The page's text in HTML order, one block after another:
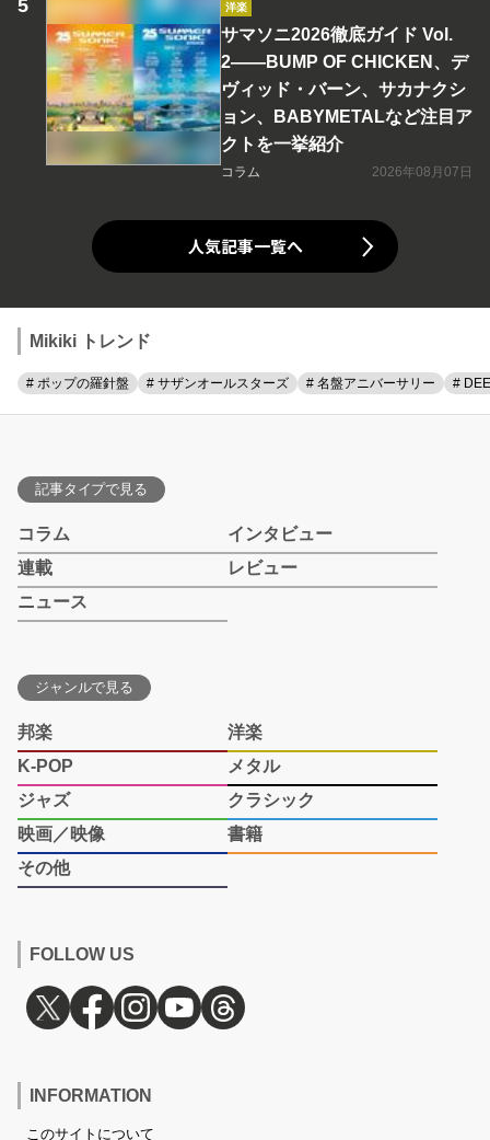
洋楽
サマソニ2026徹底ガイド Vol.
2――BUMP OF CHICKEN、デ
ヴィッド・バーン、サカナクシ
ョン、BABYMETALなど注目ア
クトを一挙紹介
コラム 2026年08月07日
人気記事一覧へ
Mikiki トレンド
# ポップの羅針盤 # サザンオールスターズ # 名盤アニバーサリー #
記事タイプで見る
コラム
インタビュー
連載
レビュー
ニュース
ジャンルで見る
邦楽
洋楽
K-POP
メタル
ジャズ
クラシック
映画／映像
書籍
その他
FOLLOW US
INFORMATION
このサイトについて